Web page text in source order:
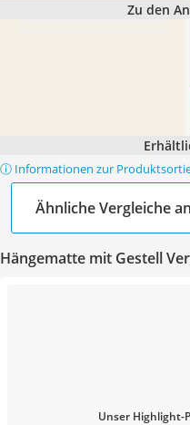
Zu den
ⓘ Informationen zur
Ähnliche Vergleiche
Hängematte mit Gestell
Unser Highlight-